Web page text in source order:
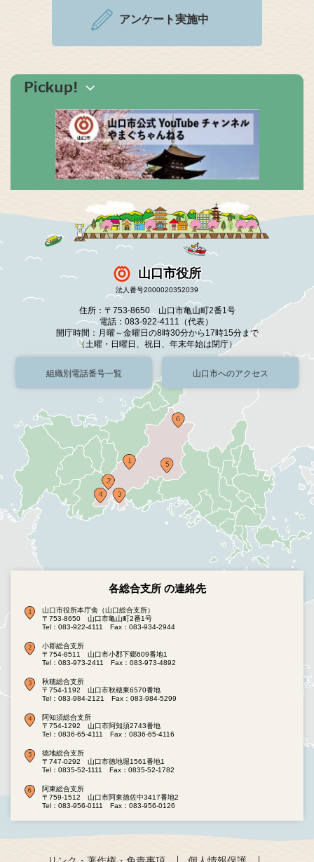
アンケート実施中
山口市役所
法人番号2000020352039
住所：〒753-8650 山口市亀山町2番1号
電話：083-922-4111（代表）
開庁時間：月曜～金曜日の8時30分から17時15分まで
（土曜・日曜日、祝日、年末年始は閉庁）
組織別電話番号一覧 山口市へのアクセス
各総合支所 の連絡先
山口市役所本庁舎（山口総合支所）
〒753-8650 山口市亀山町2番1号
Tel：083-922-4111
Fax：083-934-2944
小郡総合支所
〒754-8511 山口市小郡下郷609番地1
Tel：083-973-2411
Fax：083-973-4892
秋穂総合支所
〒754-1192 山口市秋穂東6570番地
Tel：083-984-2121
Fax：083-984-5299
阿知須総合支所
〒754-1292 山口市阿知須2743番地
Tel：0836-65-4111
Fax：0836-65-4116
徳地総合支所
〒747-0292 山口市徳地堀1561番地1
Tel：0835-52-1111
Fax：0835-52-1782
阿東総合支所
〒759-1512 山口市阿東徳佐中3417番地2
Tel：083-956-0111
Fax：083-956-0126